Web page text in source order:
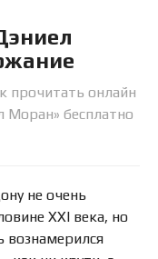
прочитать онлайн
Моран» бесплатно
не очень
XXI века, но
вознамерился